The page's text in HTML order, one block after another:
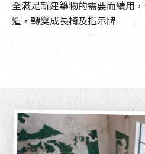
全滿足新建築物的需要而續用
造，轉變成長椅及指示牌